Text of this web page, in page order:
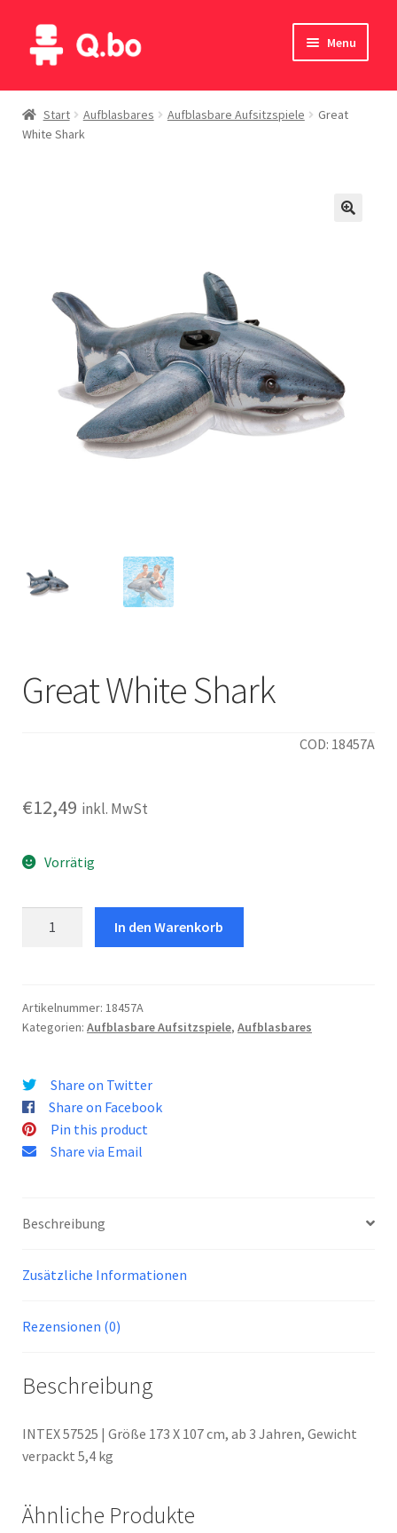
Skip
to
Skip
to
Menu
Home
Blog
English
Deutsch
Start Aufblasbares Aufblasbare Aufsitzspiele
Great
White Shark
Great White Shark
COD: 18457A
€12,49 inkl. MwSt
Vorrätig
In den Warenkorb
Artikelnummer: 18457A
Kategorien: Aufblasbare Aufsitzspiele, Aufblasbares
Share on Twitter
Share on Facebook
Pin this product
Share via Email
Beschreibung
Zusätzliche Informationen
Rezensionen (0)
Beschreibung
INTEX 57525 | Größe 173 X 107 cm, ab 3 Jahren, Gewicht
verpackt 5,4 kg
Ähnliche Produkte